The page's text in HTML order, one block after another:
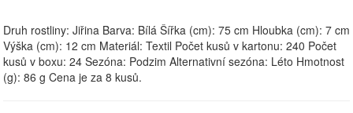
Druh rostliny: Jiřina Barva: Bílá Šířka (cm): 75 cm Hloubka (cm): 7 cm
Výška (cm): 12 cm Materiál: Textil Počet kusů v kartonu: 240 Počet
kusů v boxu: 24 Sezóna: Podzim Alternativní sezóna: Léto Hmotnost
(g): 86 g Cena je za 8 kusů.